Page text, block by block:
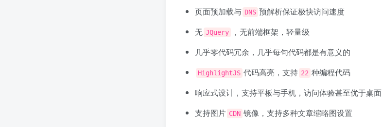
页面预加载与 DNS 预解析保证极快访问速度
无 JQuery
，无前端框架，轻量级
几乎零代码冗余，几乎每句代码都是有意义的
HighlightJS 代码高亮，支持 22 种编程代码
响应式设计，支持平板与手机，访问体验甚至优于桌面
支持图片 CDN 镜像，支持多种文章缩略图设置